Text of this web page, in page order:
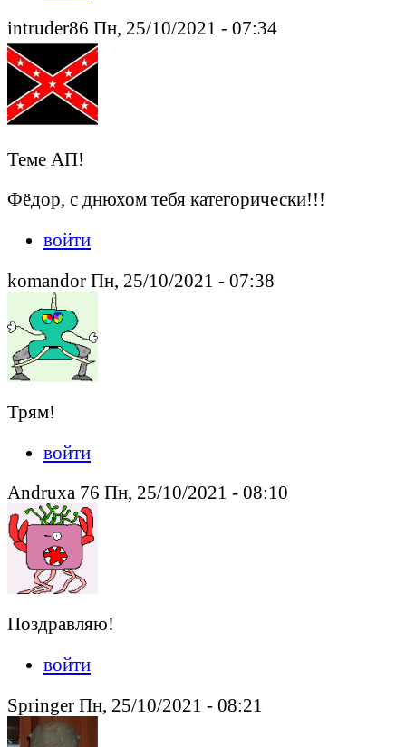
intruder86 Пн, 25/10/2021 - 07:34
Теме АП!
Фёдор, с днюхом тебя категорически!!!
войти
komandor Пн, 25/10/2021 - 07:38
Трям!
войти
Andruxa 76 Пн, 25/10/2021 - 08:10
Поздравляю!
войти
Springer Пн, 25/10/2021 - 08:21